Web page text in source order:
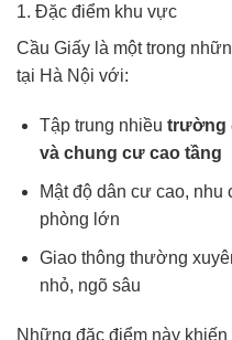
1. Đặc điểm khu vực
Cầu Giấy là một trong
tại Hà Nội với:
Tập trung nhiều trường
và chung cư cao tầng
Mật độ dân cư cao, nhu
phòng lớn
Giao thông thường
nhỏ, ngõ sâu
Những đặc điểm này